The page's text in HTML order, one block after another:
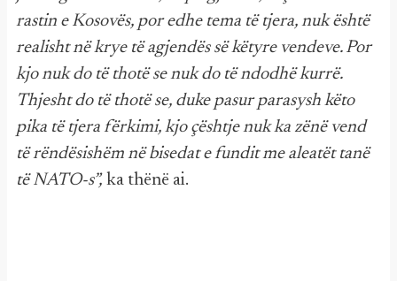
rastin e Kosovës, por edhe tema të tjera, nuk është
realisht në krye të agjendës së këtyre vendeve. Por
kjo nuk do të thotë se nuk do të ndodhë kurrë.
Thjesht do të thotë se, duke pasur parasysh këto
pika të tjera fërkimi, kjo çështje nuk ka zënë vend
të rëndësishëm në bisedat e fundit me aleatët tanë
të NATO-s”, ka thënë ai.